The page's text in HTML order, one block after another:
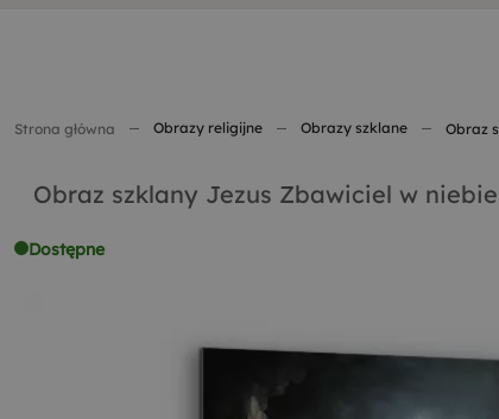
Strona główna Obrazy religijne Obrazy szklane Obraz
Obraz szklany Jezus Zbawiciel w niebie
Dostępne